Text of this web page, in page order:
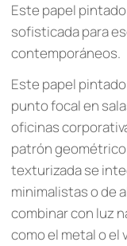
Este papel
sofisticada para
contemporáneos.
Este papel
punto focal en
oficinas
patrón
texturizada se
minimalistas o de
combinar con luz
como el metal o el